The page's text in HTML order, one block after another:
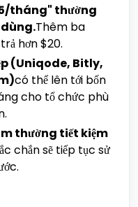
tháng" thường
Thêm ba
hơn $20.
(Uniqode, Bitly,
có thể lên tới bốn
cho tổ chức phù
thường tiết kiệm
chắn sẽ tiếp tục sử